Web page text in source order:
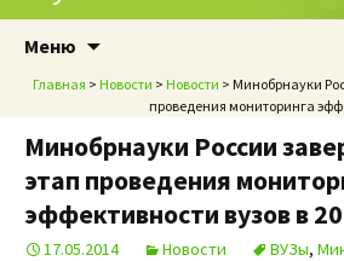
Меню
Главная > Новости > Новости > Минобрнауки
проведения мониторинга
Минобрнауки России
этап проведения
эффективности вузов в
17.05.2014 Новости ВУЗы,